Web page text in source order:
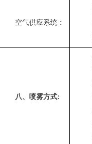
空气供应系统：
八、喷雾方式: